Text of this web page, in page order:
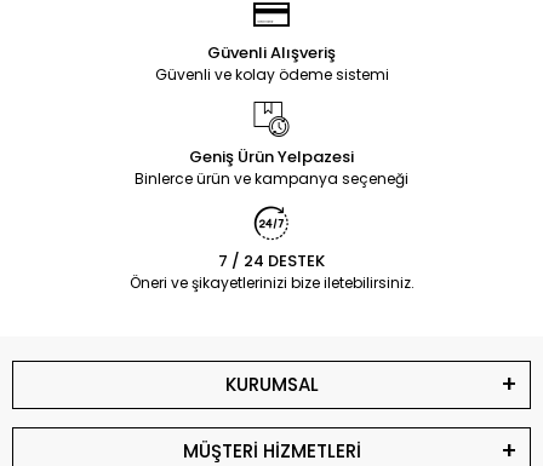
Güvenli Alışveriş
Güvenli ve kolay ödeme sistemi
Geniş Ürün Yelpazesi
Binlerce ürün ve kampanya seçeneği
7 / 24 DESTEK
Öneri ve şikayetlerinizi bize iletebilirsiniz.
KURUMSAL
MÜŞTERİ HİZMETLERİ